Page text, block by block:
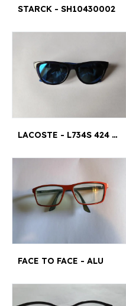
STARCK - SH10430002
LACOSTE - L734S 424 52 18 140 LARGEUR 52MM¤LARGEUR 18MM
FACE TO FACE - ALU